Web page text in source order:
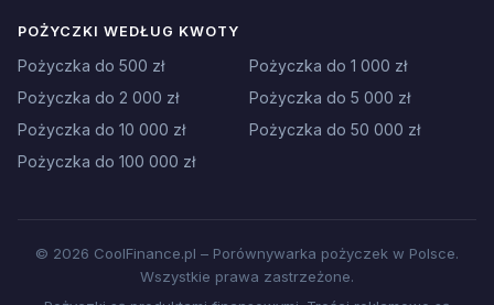
POŻYCZKI WEDŁUG KWOTY
Pożyczka do 500 zł
Pożyczka do 1 000 zł
Pożyczka do 2 000 zł
Pożyczka do 5 000 zł
Pożyczka do 10 000 zł
Pożyczka do 50 000 zł
Pożyczka do 100 000 zł
© 2026 CoolFinance.pl – Porównywarka pożyczek w Polsce.
Wszystkie prawa zastrzeżone.